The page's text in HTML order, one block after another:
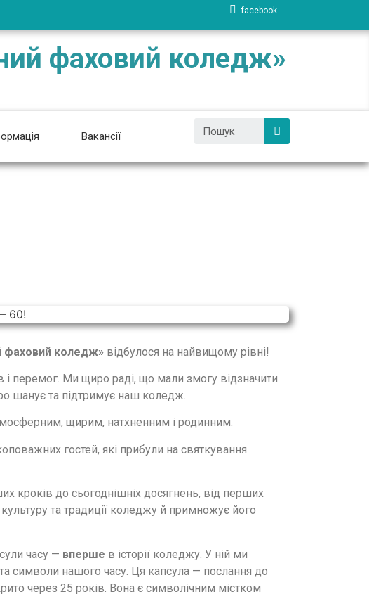
facebook
фаховий коледж»
Вакансії
фаховий коледж»відбулося на найвищому рівні!
і перемог. Ми щиро раді, що мали змогу відзначити
шанує та підтримує наш коледж.
щирим, натхненним і родинним.
гостей, які прибули на святкування
до сьогоднішніх досягнень, від перших
та традиції коледжу й примножує його
часу — вперше в історії коледжу. У ній ми
символи нашого часу. Ця капсула — послання до
через 25 років. Вона є символічним містком